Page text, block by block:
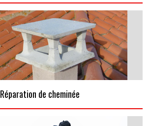
Réparation de cheminée